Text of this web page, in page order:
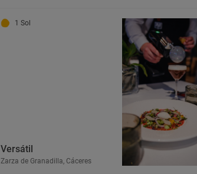
1 Sol
Versátil
Zarza de Granadilla, Cáceres